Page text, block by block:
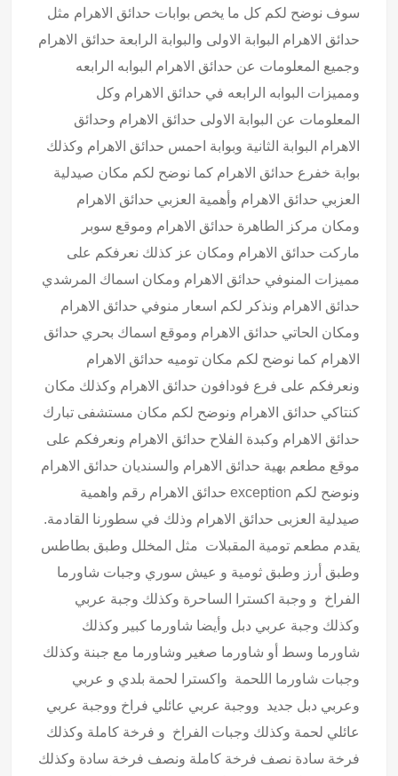
سوف نوضح لكم كل ما يخص بوابات حدائق الاهرام مثل
حدائق الاهرام البوابة الاولى والبوابة الرابعة حدائق الاهرام
وجميع المعلومات عن حدائق الاهرام البوابه الرابعه
ومميزات البوابه الرابعه في حدائق الاهرام وكل
المعلومات عن البوابة الاولى حدائق الاهرام وحدائق
الاهرام البوابة الثانية وبوابة احمس حدائق الاهرام وكذلك
بوابة خفرع حدائق الاهرام كما نوضح لكم مكان صيدلية
العزبي حدائق الاهرام وأهمية العزبي حدائق الاهرام
ومكان مركز الطاهرة حدائق الاهرام وموقع سوبر
ماركت حدائق الاهرام ومكان عز كذلك نعرفكم على
مميزات المنوفي حدائق الاهرام ومكان اسماك المرشدي
حدائق الاهرام ونذكر لكم اسعار منوفي حدائق الاهرام
ومكان الحاتي حدائق الاهرام وموقع اسماك بحري حدائق
الاهرام كما نوضح لكم مكان توميه حدائق الاهرام
ونعرفكم على فرع فودافون حدائق الاهرام وكذلك مكان
كنتاكي حدائق الاهرام ونوضح لكم مكان مستشفى تبارك
حدائق الاهرام وكبدة الفلاح حدائق الاهرام ونعرفكم على
موقع مطعم بهية حدائق الاهرام والسنديان حدائق الاهرام
ونوضح لكم exception حدائق الاهرام رقم واهمية
صيدلية العزبى حدائق الاهرام وذلك في سطورنا القادمة.
يقدم مطعم تومية المقبلات مثل المخلل وطبق بطاطس
وطبق أرز وطبق ثومية و عيش سوري وجبات شاورما
الفراخ و وجبة اكسترا الساحرة وكذلك وجبة عربي
وكذلك وجبة عربي دبل وأيضا شاورما كبير وكذلك
شاورما وسط أو شاورما صغير وشاورما مع جبنة وكذلك
وجبات شاورما اللحمة واكسترا لحمة بلدي و عربي
وعربي دبل جديد ووجبة عربي عائلي فراخ ووجبة عربي
عائلي لحمة وكذلك وجبات الفراخ و فرخة كاملة وكذلك
فرخة سادة نصف فرخة كاملة ونصف فرخة سادة وكذلك